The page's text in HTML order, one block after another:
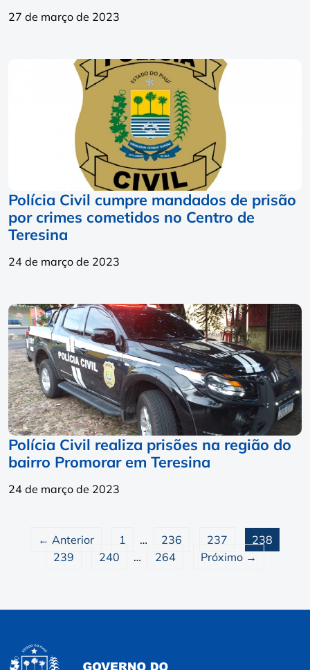
27 de março de 2023
Polícia Civil cumpre mandados de prisão
por crimes cometidos no Centro de
Teresina
24 de março de 2023
Polícia Civil realiza prisões na região do
bairro Promorar em Teresina
24 de março de 2023
← Anterior 1 … 236 237
238
239
240 … 264 Próximo →